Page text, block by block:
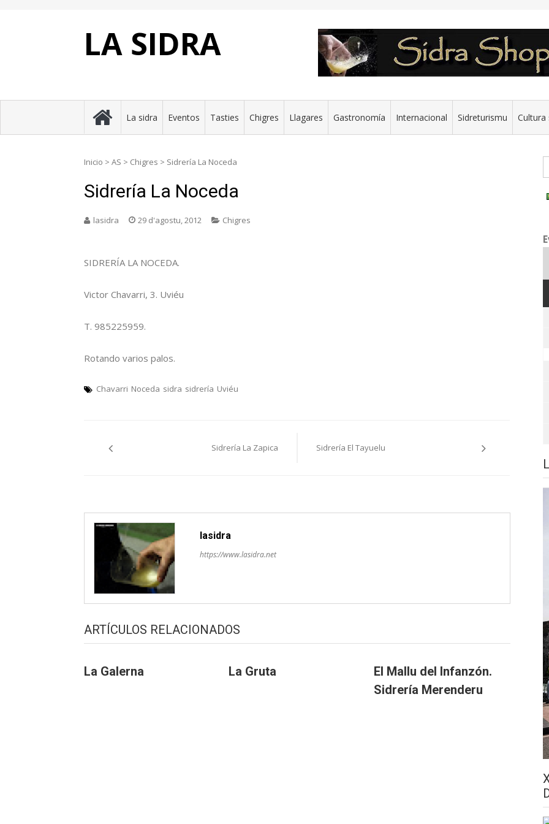
LA SIDRA
La sidra Eventos Tasties Chigres Llagares Gastronomía Internacional Sidreturismu Cultura
Inicio > AS > Chigres > Sidrería La Noceda
Sidrería La Noceda
lasidra 29 d'agostu, 2012 Chigres
SIDRERÍA LA NOCEDA.
Victor Chavarri, 3. Uviéu
T. 985225959.
Rotando varios palos.
Chavarri Noceda sidra sidrería Uviéu
pelos
Sidrería La Zapica Sidrería El Tayuelu
lasidra
https://www.lasidra.net
ARTÍCULOS RELACIONADOS
La Galerna La Gruta
El Mallu del Infanzón.
Sidrería Merenderu